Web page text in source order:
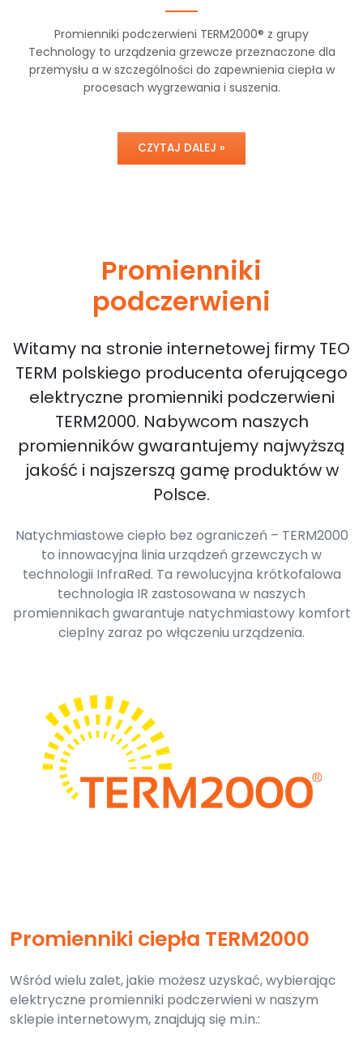
Promienniki podczerwieni TERM2000® z grupy
Technology to urządzenia grzewcze przeznaczone dla
przemysłu a w szczególności do zapewnienia ciepła w
procesach wygrzewania i suszenia.
CZYTAJ DALEJ »
Promienniki
podczerwieni
Witamy na stronie internetowej firmy TEO
TERM polskiego producenta oferującego
elektryczne promienniki podczerwieni
TERM2000. Nabywcom naszych
promienników gwarantujemy najwyższą
jakość i najszerszą gamę produktów w
Polsce.
Natychmiastowe ciepło bez ograniczeń – TERM2000
to innowacyjna linia urządzeń grzewczych w
technologii InfraRed. Ta rewolucyjna krótkofalowa
technologia IR zastosowana w naszych
promiennikach gwarantuje natychmiastowy komfort
cieplny zaraz po włączeniu urządzenia.
Promienniki ciepła TERM2000
Wśród wielu zalet, jakie możesz uzyskać, wybierając
elektryczne promienniki podczerwieni w naszym
sklepie internetowym, znajdują się m.in.: